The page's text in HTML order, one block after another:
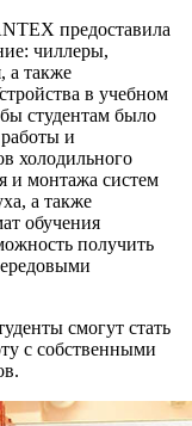
предоставила
чиллеры,
а также
в учебном
студентам было
и
холодильного
и монтажа систем
а также
обучения
получить
смогут стать
с собственными